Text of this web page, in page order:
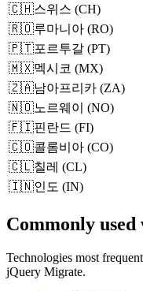
🇨🇭스위스 (CH)
🇷🇴루마니아 (RO)
🇵🇹포르투갈 (PT)
🇲🇽멕시코 (MX)
🇿🇦남아프리카 (ZA)
🇳🇴노르웨이 (NO)
🇫🇮핀란드 (FI)
🇨🇴콜롬비아 (CO)
🇨🇱칠레 (CL)
🇮🇳인도 (IN)
Commonly
Technologies most
jQuery Migrate.